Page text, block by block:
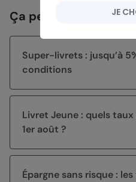
Ça peut vous
Super-livrets : jusqu’à
conditions
Livret Jeune : quels taux
1er août ?
Épargne sans risque :
JE